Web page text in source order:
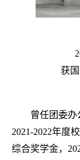
获
曾任团委
2021-2022年度
综合奖学金，